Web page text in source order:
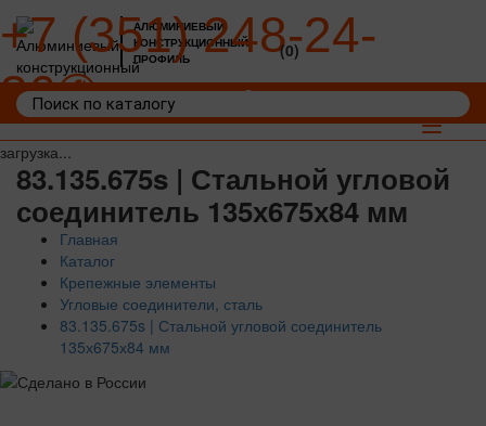
загрузка...
АЛЮМИНИЕВЫЙ
КОНСТРУКЦИОННЫЙ
ПРОФИЛЬ
+7 (351) 248-24-
36
(0)
Toggle
83.135.675s | Стальной угловой
соединитель 135х675х84 мм
Главная
Каталог
Крепежные элементы
Угловые соединители, сталь
83.135.675s | Стальной угловой соединитель
135х675х84 мм